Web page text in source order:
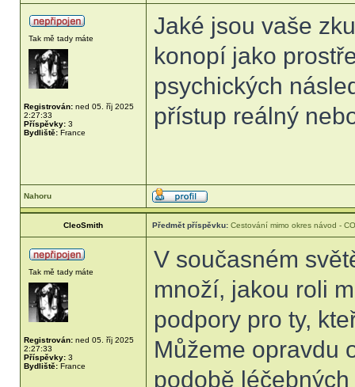
Tak mě tady máte
Registrován: ned 05. říj 2025
2:27:33
Příspěvky: 3
Bydliště: France
Jaké jsou vaše
konopí jako
psychických
přístup reálný
Nahoru
CleoSmith Předmět příspěvku: Cestování mimo okres návod -
Tak mě tady máte
Registrován: ned 05. říj 2025
2:27:33
Příspěvky: 3
Bydliště: France
V současném
množí, jakou roli
podpory pro ty,
Můžeme opravdu
podobě